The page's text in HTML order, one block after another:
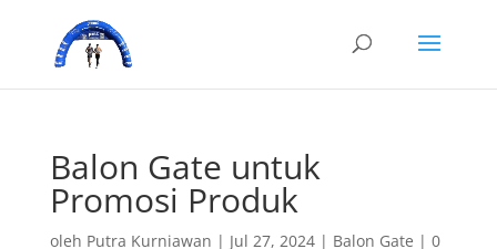
Balon Gate untuk
Promosi Produk
oleh Putra Kurniawan | Jul 27, 2024| Balon Gate | 0